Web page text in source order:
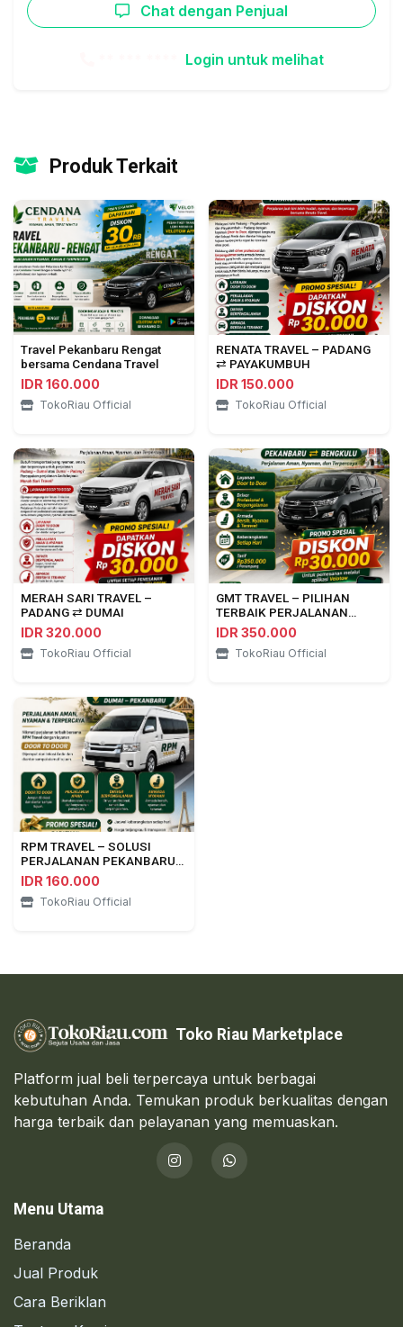
Chat dengan Penjual
Login untuk melihat
Produk Terkait
Travel Pekanbaru Rengat
bersama Cendana Travel
IDR 160.000
TokoRiau Official
RENATA TRAVEL – PADANG
⇄ PAYAKUMBUH
IDR 150.000
TokoRiau Official
MERAH SARI TRAVEL –
PADANG ⇄ DUMAI
IDR 320.000
TokoRiau Official
GMT TRAVEL – PILIHAN
TERBAIK PERJALANAN
PEKANBARU ⇄ BENGKULU
IDR 350.000
TokoRiau Official
RPM TRAVEL – SOLUSI
PERJALANAN PEKANBARU
⇄ DUMAI
IDR 160.000
TokoRiau Official
Toko Riau Marketplace
Platform jual beli terpercaya untuk berbagai
kebutuhan Anda. Temukan produk berkualitas dengan
harga terbaik dan pelayanan yang memuaskan.
Menu Utama
Beranda
Jual Produk
Cara Beriklan